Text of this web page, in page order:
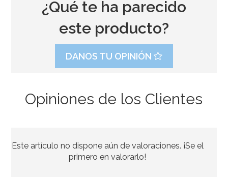
2,95€ 2,95€
¿Qué te ha parecido
este producto?
DANOS TU OPINIÓN
Opiniones de los Clientes
Este artículo no dispone aún de valoraciones. ¡Se el
primero en valorarlo!